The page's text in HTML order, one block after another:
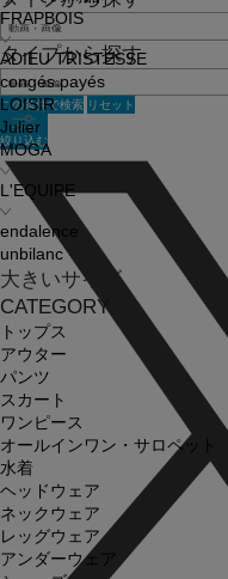
FRAPBOIS
ADIEU TRISTESSE
congés payés
LOISIR
Julier
MOGA
L'EQUIPE
endalence
unbilanc
大きいサイズ
CATEGORY
トップス
アウター
パンツ
スカート
ワンピース
オールインワン・サロペット
水着
ヘッドウェア
ネックウェア
レッグウェア
アンダーウェア
タイプから探す
この条件で検索 リセット
絞り込む